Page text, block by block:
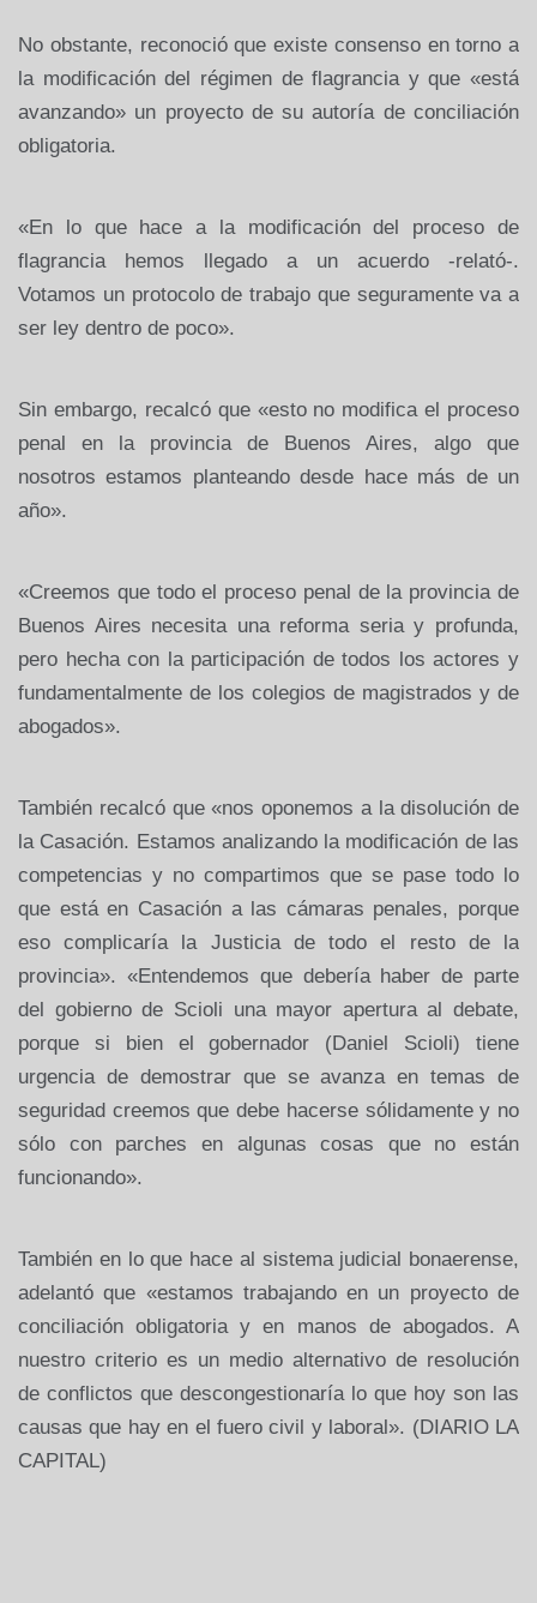
No obstante, reconoció que existe consenso en torno a
la modificación del régimen de flagrancia y que «está
avanzando» un proyecto de su autoría de conciliación
obligatoria.
«En lo que hace a la modificación del proceso de
flagrancia hemos llegado a un acuerdo -relató-.
Votamos un protocolo de trabajo que seguramente va a
ser ley dentro de poco».
Sin embargo, recalcó que «esto no modifica el proceso
penal en la provincia de Buenos Aires, algo que
nosotros estamos planteando desde hace más de un
año».
«Creemos que todo el proceso penal de la provincia de
Buenos Aires necesita una reforma seria y profunda,
pero hecha con la participación de todos los actores y
fundamentalmente de los colegios de magistrados y de
abogados».
También recalcó que «nos oponemos a la disolución de
la Casación. Estamos analizando la modificación de las
competencias y no compartimos que se pase todo lo
que está en Casación a las cámaras penales, porque
eso complicaría la Justiciade todo el resto de la
provincia». «Entendemos que debería haber de parte
del gobierno de Scioli una mayor apertura al debate,
porque si bien el gobernador (Daniel Scioli) tiene
urgencia de demostrar que se avanza en temas de
seguridad creemos que debe hacerse sólidamente y no
sólo con parches en algunas cosas que no están
funcionando».
También en lo que hace al sistema judicial bonaerense,
adelantó que «estamos trabajando en un proyecto de
conciliación obligatoria y en manos de abogados. A
nuestro criterio es un medio alternativo de resolución
de conflictos que descongestionaría lo que hoy son las
causas que hay en el fuero civil y laboral». (DIARIO LA
CAPITAL)